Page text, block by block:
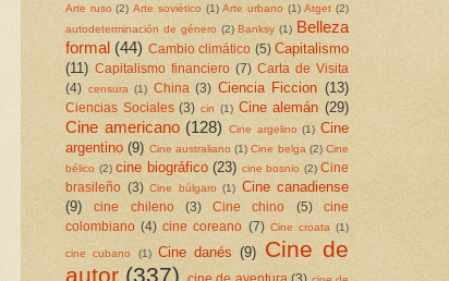
Arte ruso (2) Arte soviético (1) Arte urbano (1) Atget (2)
autodeterminación de género (2) Banksy (1) Belleza
formal (44) Cambio climático (5) Capitalismo
(11) Capitalismo financiero (7) Carta de Visita
(4) censura (1) China (3) Ciencia Ficcion (13)
Ciencias Sociales (3) cin (1) Cine alemán (29)
Cine americano (128) Cine argelino (1) Cine
argentino (9) Cine australiano (1) Cine belga (2) Cine
bélico (2) cine biográfico (23) cine bosnio (2) Cine
brasileño (3) Cine búlgaro (1) Cine canadiense
(9)
cine chileno (3) Cine chino (5)
cine
colombiano (4) cine coreano (7) Cine croata (1)
cine cubano (1) Cine danés (9) Cine de
autor (337) cine de aventura (3)